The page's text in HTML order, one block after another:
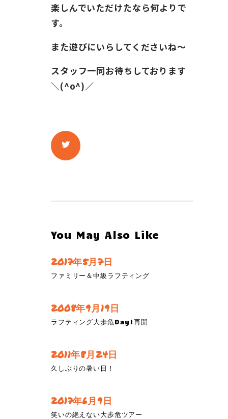
楽しんでいただけたなら何よりで
す。
また遊びにいらしてくださいね〜
スタッフ一同お待ちしております
＼(^o^)／
You May Also Like
2017年5月7日
ファミリー＆中級ラフティング
2008年9月19日
ラフティング大歩危Day!再開
2011年8月24日
久しぶりの暑い日！
2017年6月9日
笑いの絶えない大歩危ツアー